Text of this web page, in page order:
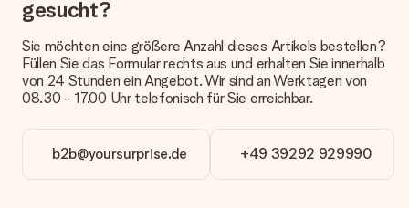
Derzeit können wir (noch) keine verschiedenen Lieferoptionen
Päckchen versendet. Möchtest du wissen, ob es als Paket
oder Päckchen geliefert wird, kontaktiere bitte unseren
Kundenservice.
Wie kann ich meine Bestellung bezahlen?
Wir bieten die folgenden Zahlungsoptionen an: Vorauskasse
mit normaler Überweisung, Sofortüberweisung, Paypal,
gesucht?
Sie möchten eine größere Anzahl dieses Artikels bestellen?
Füllen Sie das Formular rechts aus und erhalten Sie innerhalb
von 24 Stunden ein Angebot. Wir sind an Werktagen von
08.30 - 17.00 Uhr telefonisch für Sie erreichbar.
b2b@yoursurprise.de +49 39292 929990